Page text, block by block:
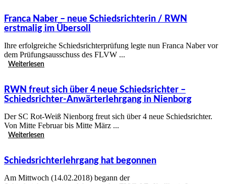
Franca Naber – neue Schiedsrichterin / RWN
erstmalig im Übersoll
Ihre erfolgreiche Schiedsrichterprüfung legte nun Franca Naber vor
dem Prüfungsausschuss des FLVW ...
Weiterlesen
RWN freut sich über 4 neue Schiedsrichter –
Schiedsrichter-Anwärterlehrgang in Nienborg
Der SC Rot-Weiß Nienborg freut sich über 4 neue Schiedsrichter.
Von Mitte Februar bis Mitte März ...
Weiterlesen
Schiedsrichterlehrgang hat begonnen
Am Mittwoch (14.02.2018) begann der